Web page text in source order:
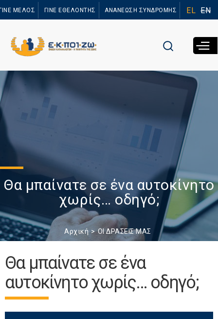
προς το
ΜΕΛΟΣ ΓΙΝΕ ΕΘΕΛΟΝΤΗΣ ΑΝΑΝΕΩΣΗ ΣΥΝΔΡΟΜΗΣ EL EN
Θα μπαίνατε σε ένα αυτοκίνητο
χωρίς… οδηγό;
Αρχική ΟΙ ΔΡΑΣΕΙΣ ΜΑΣ
Θα μπαίνατε σε ένα
αυτοκίνητο χωρίς… οδηγό;